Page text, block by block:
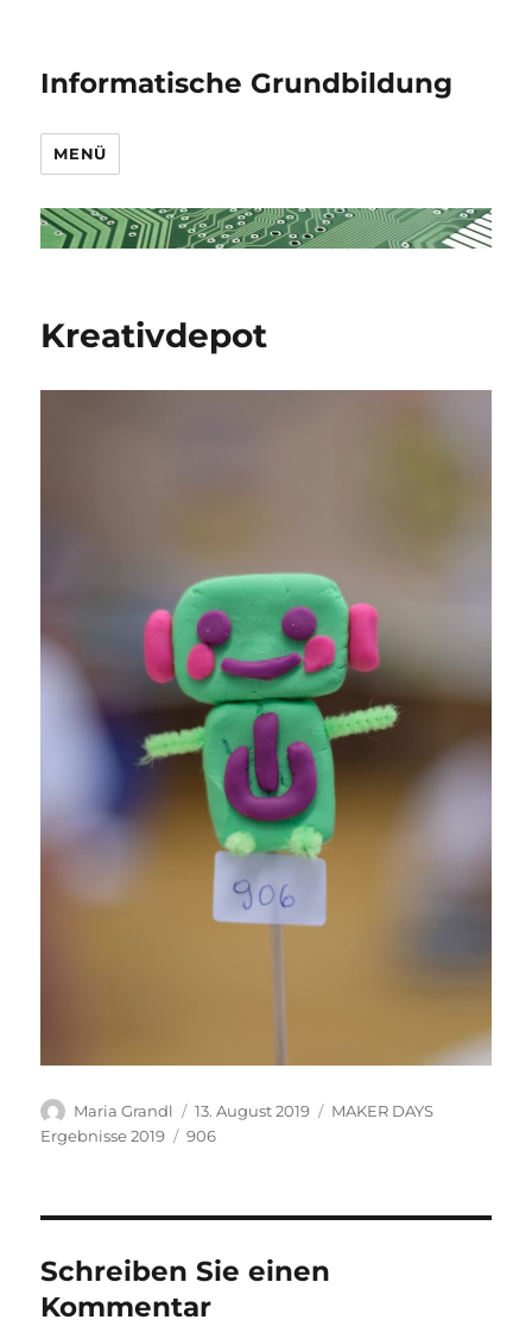
Informatische Grundbildung
MENÜ
Kreativdepot
Autor
Maria Grandl
Veröffentlicht
am
13. August 2019 Kategorien
MAKER DAYS
Ergebnisse 2019
Schlagwörter
906
Schreiben Sie einen
Kommentar